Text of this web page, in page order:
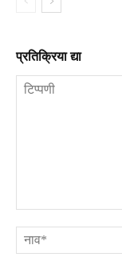
प्रतिक्रिया द्या